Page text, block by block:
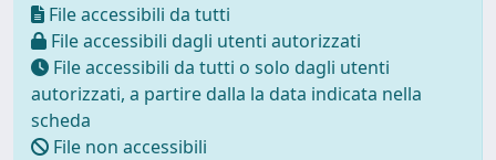
File accessibili da tutti
File accessibili dagli utenti autorizzati
File accessibili da tutti o solo dagli utenti
autorizzati, a partire dalla la data indicata nella
scheda
File non accessibili